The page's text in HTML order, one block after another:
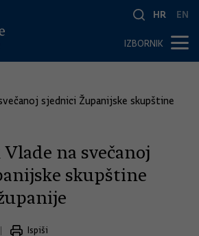
HR EN
IZBORNIK
sjednici Županijske skupštine
na svečanoj
skupštine
Ispiši